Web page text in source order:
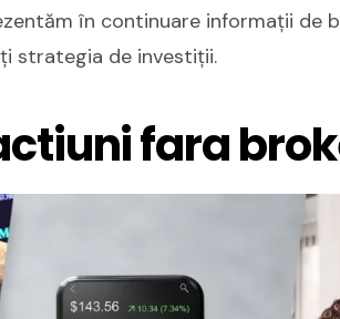
în continuare informații de
strategia de investiții.
fara